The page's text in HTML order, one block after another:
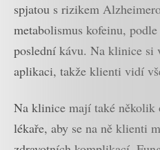
spjatou s rizikem
metabolismus kofeinu,
poslední kávu. Na klinice
aplikaci, takže klienti vidí
Na klinice mají také několik
lékaře, aby se na ně klienti